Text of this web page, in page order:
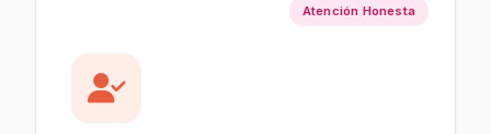
Atención Honesta